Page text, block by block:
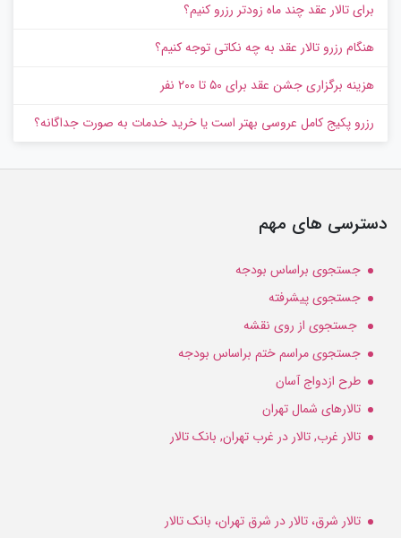
برای تالار عقد چند ماه زودتر رزرو کنیم؟
هنگام رزرو تالار عقد به چه نکاتی توجه کنیم؟
هزینه برگزاری جشن عقد برای ۵۰ تا ۲۰۰ نفر
رزرو پکیج کامل عروسی بهتر است یا خرید خدمات به‌ صورت جداگانه؟
دسترسی های مهم
جستجوی براساس بودجه
جستجوی پیشرفته
جستجوی از روی نقشه
جستجوی مراسم ختم براساس بودجه
طرح ازدواج آسان
تالارهای شمال تهران
تالار غرب, تالار در غرب تهران, بانک تالار
تالار شرق، تالار در شرق تهران، بانک تالار